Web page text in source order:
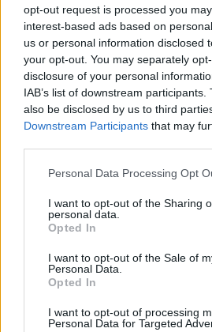
opt-out request is processed you
interest-based ads based on
us or personal information disclosed
your opt-out. You may separately
disclosure of your personal
IAB’s list of downstream
also be disclosed by us to third
Downstream Participants that may
Personal Data Processing Opt
I want to opt-out of the Sharing
personal data.
Opted In
I want to opt-out of the Sale of
Personal Data.
Opted In
I want to opt-out of processing
Personal Data for Targeted
Esim for Global
Esim for USA|Esim for Italy|